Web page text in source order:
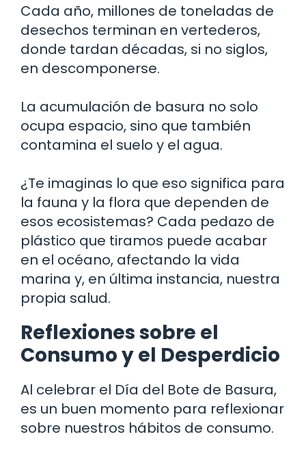
Cada año, millones de toneladas de
desechos terminan en vertederos,
donde tardan décadas, si no siglos,
en descomponerse.
La acumulación de basura no solo
ocupa espacio, sino que también
contamina el suelo y el agua.
¿Te imaginas lo que eso significa para
la fauna y la flora que dependen de
esos ecosistemas? Cada pedazo de
plástico que tiramos puede acabar
en el océano, afectando la vida
marina y, en última instancia, nuestra
propia salud.
Reflexiones sobre el
Consumo y el Desperdicio
Al celebrar el Día del Bote de Basura,
es un buen momento para reflexionar
sobre nuestros hábitos de consumo.